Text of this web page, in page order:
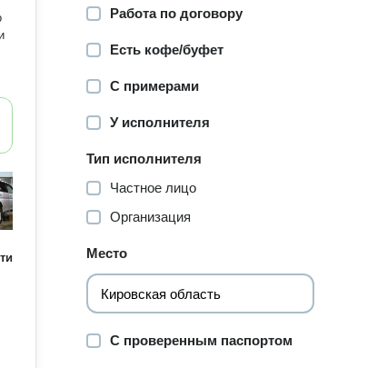
Работа по договору
Есть кофе/буфет
С примерами
У исполнителя
Тип исполнителя
Частное лицо
Организация
Место
С проверенным паспортом